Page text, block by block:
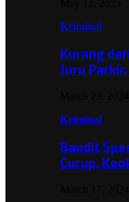
Kriminal
Kurang
Juru
Kriminal
Bandit
Curup,